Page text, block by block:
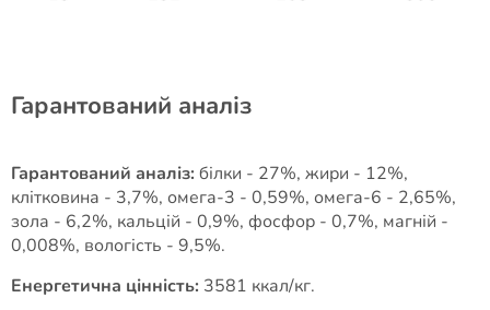
Гарантований аналіз
Гарантований аналіз: білки - 27%, жири - 12%,
клітковина - 3,7%, омега-3 - 0,59%, омега-6 - 2,65%,
зола - 6,2%, кальцій - 0,9%, фосфор - 0,7%, магній -
0,008%, вологість - 9,5%.
Енергетична цінність: 3581 ккал/кг.